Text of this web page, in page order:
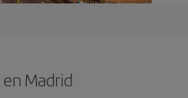
Madrid